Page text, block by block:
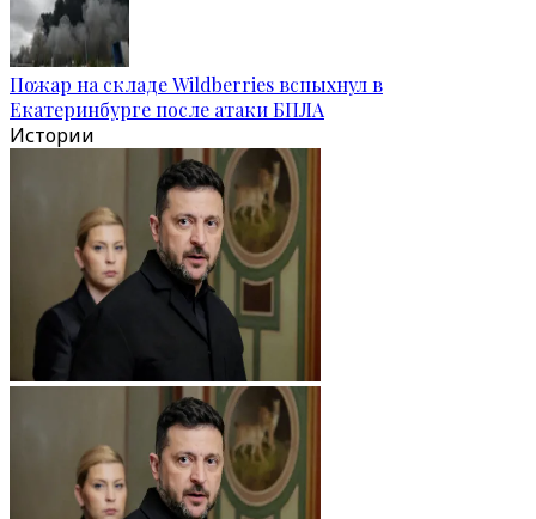
Пожар на складе Wildberries вспыхнул в
Екатеринбурге после атаки БПЛА
Истории